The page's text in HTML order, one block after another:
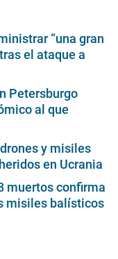
“una gran
el ataque a
Petersburgo
al que
y misiles
en Ucrania
muertos confirma
misiles balísticos